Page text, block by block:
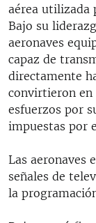
aérea utilizada
Bajo su
aeronaves
capaz de
directamente
convirtieron en
esfuerzos por
impuestas por
Las aeronaves
señales de
la